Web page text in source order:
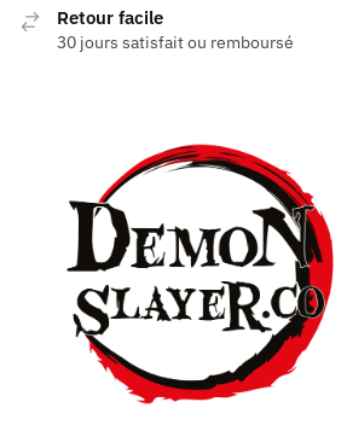
Retour facile
30 jours satisfait ou remboursé